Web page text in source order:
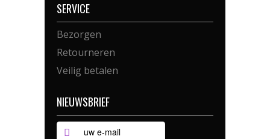
SERVICE
Bezorgen
Retourneren
Veilig betalen
NIEUWSBRIEF